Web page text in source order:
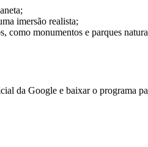
imersão realista;
como monumentos e parques
da Google e baixar o programa